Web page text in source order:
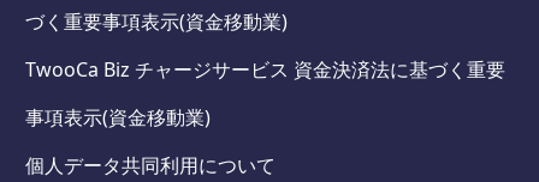
づく重要事項表示(資金移動業)
TwooCa Biz チャージサービス 資金決済法に基づく重要
事項表示(資金移動業)
個人データ共同利用について